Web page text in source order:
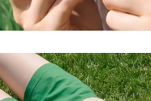
Loaded:
0%
Progress:
0.00%